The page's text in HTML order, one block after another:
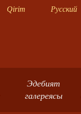
Qirim Русский
Эдебият
галереясы